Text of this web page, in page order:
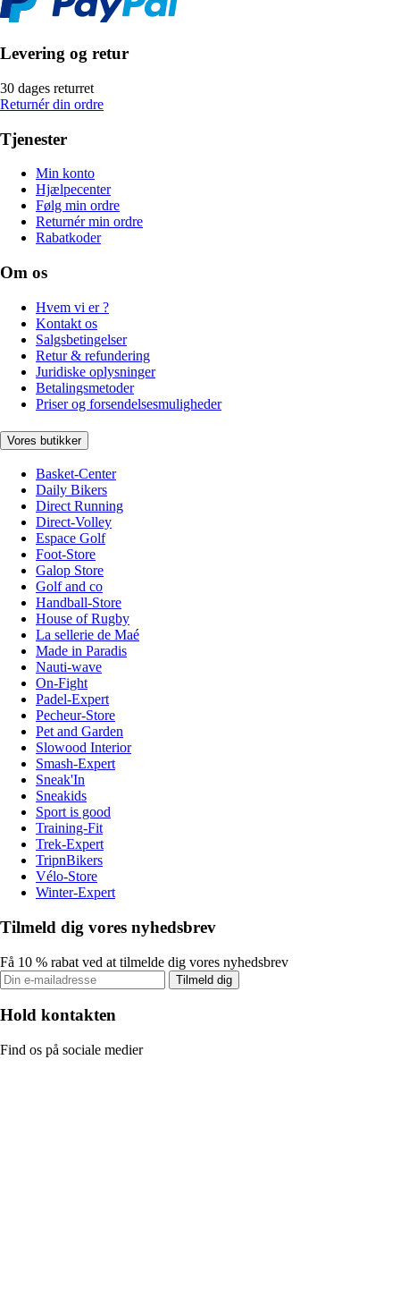
Levering og retur
30 dages returret
Returnér din ordre
Tjenester
Min konto
Hjælpecenter
Følg min ordre
Returnér min ordre
Rabatkoder
Om os
Hvem vi er ?
Kontakt os
Salgsbetingelser
Retur & refundering
Juridiske oplysninger
Betalingsmetoder
Priser og forsendelsesmuligheder
Vores butikker
Basket-Center
Daily Bikers
Direct Running
Direct-Volley
Espace Golf
Foot-Store
Galop Store
Golf and co
Handball-Store
House of Rugby
La sellerie de Maé
Made in Paradis
Nauti-wave
On-Fight
Padel-Expert
Pecheur-Store
Pet and Garden
Slowood Interior
Smash-Expert
Sneak'In
Sneakids
Sport is good
Training-Fit
Trek-Expert
TripnBikers
Vélo-Store
Winter-Expert
Tilmeld dig vores nyhedsbrev
Få 10 % rabat ved at tilmelde dig vores nyhedsbrev
Tilmeld dig
Hold kontakten
Find os på sociale medier